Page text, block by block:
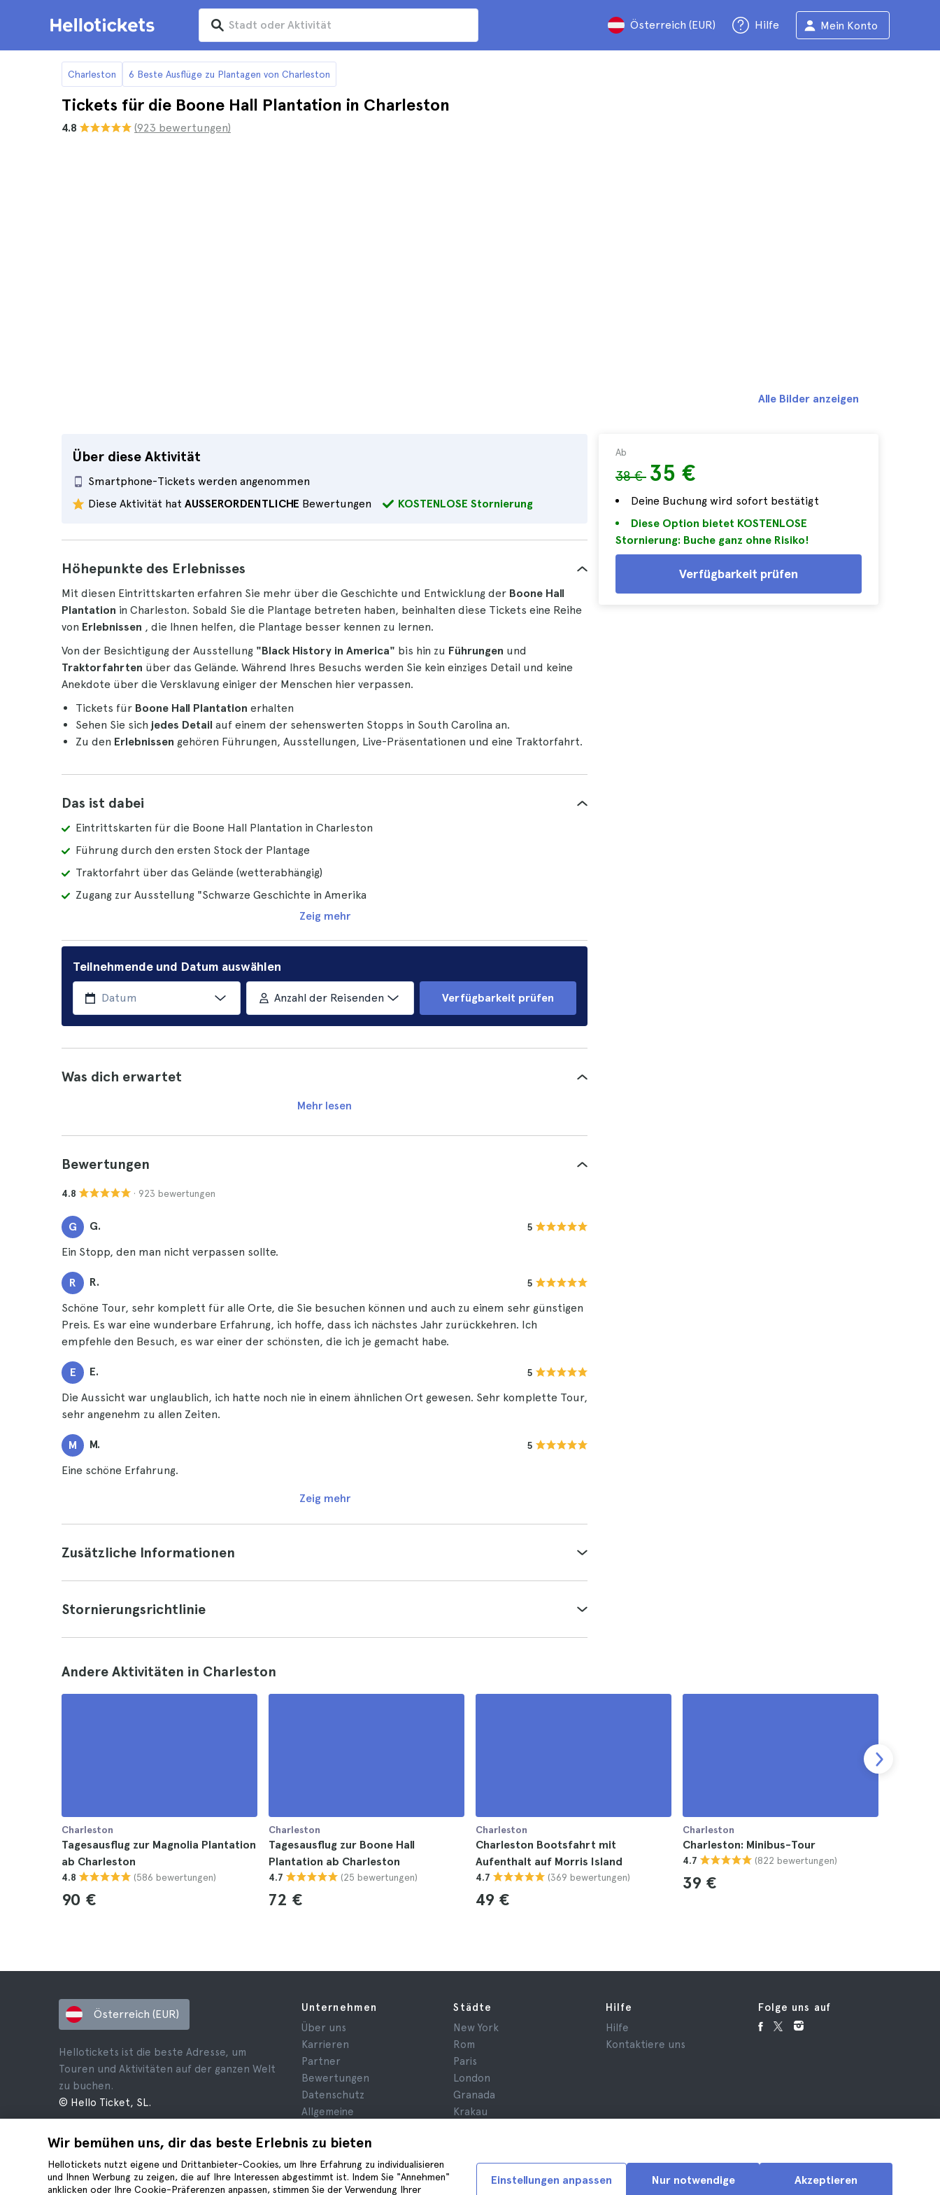
Österreich (EUR) Hilfe Mein Konto
Charleston 6 Beste Ausflüge zu Plantagen von Charleston
Tickets für die Boone Hall Plantation in Charleston
4.8 (923 bewertungen)
Über diese Aktivität
Smartphone-Tickets werden angenommen
Diese Aktivität hat AUSSERORDENTLICHE Bewertungen KOSTENLOSE Stornierung
Ab
38 € 35 €
Deine Buchung wird sofort bestätigt
Diese Option bietet KOSTENLOSE
Stornierung: Buche ganz ohne Risiko!
Verfügbarkeit prüfen
Alle Bilder anzeigen
Höhepunkte des Erlebnisses
Mit diesen Eintrittskarten erfahren Sie mehr über die Geschichte und Entwicklung der Boone Hall
Plantation in Charleston. Sobald Sie die Plantage betreten haben, beinhalten diese Tickets eine Reihe
von Erlebnissen , die Ihnen helfen, die Plantage besser kennen zu lernen.
Von der Besichtigung der Ausstellung "Black History in America" bis hin zu Führungen und
Traktorfahrten über das Gelände. Während Ihres Besuchs werden Sie kein einziges Detail und keine
Anekdote über die Versklavung einiger der Menschen hier verpassen.
Tickets für Boone Hall Plantation erhalten
Sehen Sie sich jedes Detail auf einem der sehenswerten Stopps in South Carolina an.
Zu den Erlebnissen gehören Führungen, Ausstellungen, Live-Präsentationen und eine Traktorfahrt.
Das ist dabei
Eintrittskarten für die Boone Hall Plantation in Charleston
Führung durch den ersten Stock der Plantage
Traktorfahrt über das Gelände (wetterabhängig)
Zugang zur Ausstellung "Schwarze Geschichte in Amerika
Zeig mehr
Teilnehmende und Datum auswählen
Anzahl der Reisenden Verfügbarkeit prüfen
Was dich erwartet
Mehr lesen
Bewertungen
4.8 · 923 bewertungen
G G. 5
Ein Stopp, den man nicht verpassen sollte.
R R. 5
Schöne Tour, sehr komplett für alle Orte, die Sie besuchen können und auch zu einem sehr günstigen
Preis. Es war eine wunderbare Erfahrung, ich hoffe, dass ich nächstes Jahr zurückkehren. Ich
empfehle den Besuch, es war einer der schönsten, die ich je gemacht habe.
E E. 5
Die Aussicht war unglaublich, ich hatte noch nie in einem ähnlichen Ort gewesen. Sehr komplette Tour,
sehr angenehm zu allen Zeiten.
M M. 5
Eine schöne Erfahrung.
Zeig mehr
Zusätzliche Informationen
Stornierungsrichtlinie
Andere Aktivitäten in Charleston
Charleston
Tagesausflug zur Magnolia Plantation
ab Charleston
4.8 (586 bewertungen)
90 €
Charleston
Tagesausflug zur Boone Hall
Plantation ab Charleston
4.7 (25 bewertungen)
72 €
Charleston
Charleston Bootsfahrt mit
Aufenthalt auf Morris Island
4.7 (369 bewertungen)
49 €
Charleston
Charleston: Minibus-Tour
4.7 (822 bewertungen)
39 €
Wir bemühen uns, dir das beste Erlebnis zu bieten
Hellotickets nutzt eigene und Drittanbieter-Cookies, um Ihre Erfahrung zu individualisieren
und Ihnen Werbung zu zeigen, die auf Ihre Interessen abgestimmt ist. Indem Sie "Annehmen"
anklicken oder Ihre Cookie-Präferenzen anpassen, stimmen Sie der Verwendung Ihrer
Akzeptieren
Nur notwendige
Einstellungen anpassen
Österreich (EUR)
Hellotickets ist die beste Adresse, um
Touren und Aktivitäten auf der ganzen Welt
zu buchen.
© Hello Ticket, SL.
Unternehmen
Über uns
Karrieren
Partner
Bewertungen
Datenschutz
Allgemeine
Rechtsberatung
Cookies
Städte
New York
Rom
Paris
London
Granada
Krakau
Hilfe
Hilfe
Kontaktiere uns
Folge uns auf